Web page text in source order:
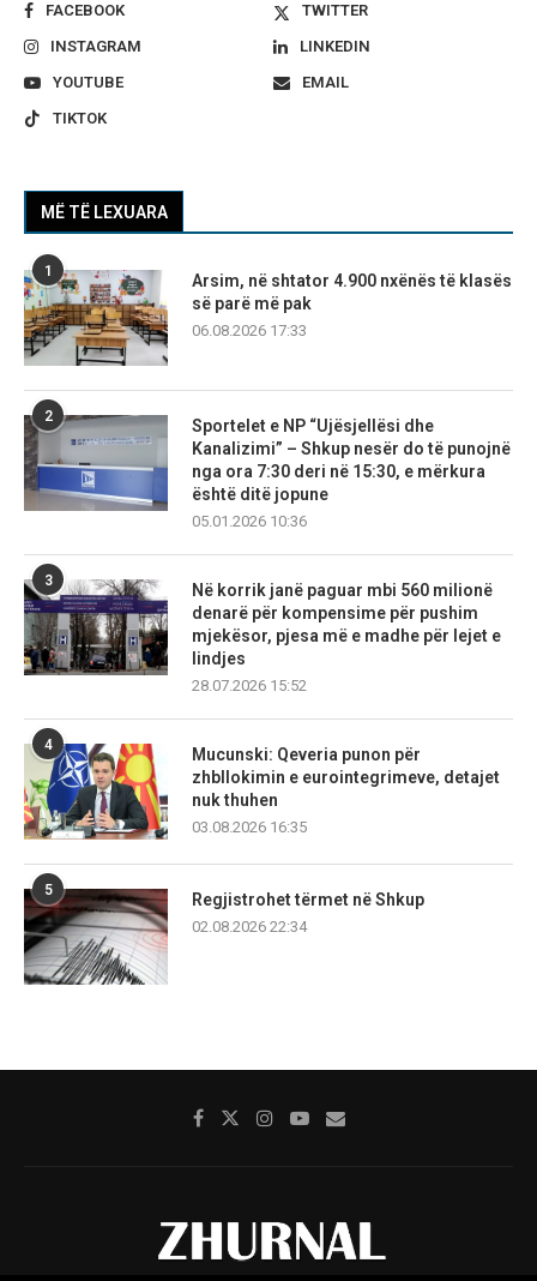
FACEBOOK
TWITTER
INSTAGRAM
LINKEDIN
YOUTUBE
EMAIL
TIKTOK
MË TË LEXUARA
1
Arsim, në shtator 4.900 nxënës të klasës
së parë më pak
06.08.2026 17:33
2
Sportelet e NP “Ujësjellësi dhe
Kanalizimi” – Shkup nesër do të punojnë
nga ora 7:30 deri në 15:30, e mërkura
është ditë jopune
05.01.2026 10:36
3
Në korrik janë paguar mbi 560 milionë
denarë për kompensime për pushim
mjekësor, pjesa më e madhe për lejet e
lindjes
28.07.2026 15:52
4
Mucunski: Qeveria punon për
zhbllokimin e eurointegrimeve, detajet
nuk thuhen
03.08.2026 16:35
5
Regjistrohet tërmet në Shkup
02.08.2026 22:34